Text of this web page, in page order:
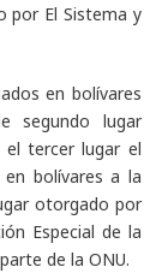
por El Sistema y
en bolívares
segundo lugar
tercer lugar el
en bolívares a la
otorgado por
Especial de la
de la ONU.